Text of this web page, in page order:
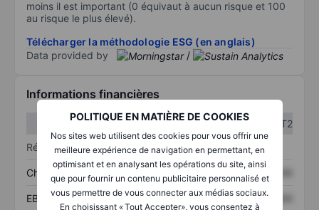
POLITIQUE EN MATIÈRE DE COOKIES
Nos sites web utilisent des cookies pour vous offrir une
meilleure expérience de navigation en permettant, en
optimisant et en analysant les opérations du site, ainsi
que pour fournir un contenu publicitaire personnalisé et
vous permettre de vous connecter aux médias sociaux.
En choisissant « Tout Accepter», vous consentez à
moins il est important (0 équivaut à aucun risque et 100
au risque le plus élevé).
Télécharger la méthodologie ESG (en anglais)
Data provided by
/
Informations financières
T1
T2
Résultats
Chiffre d’affaires XXXXXXX XXXXXXX
EBITDA XXXXXXX XXXXXXX